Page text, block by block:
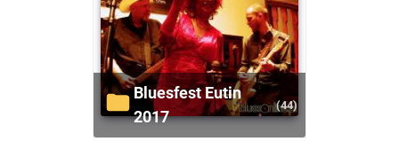
Bluesfest Eutin
2017
(44)